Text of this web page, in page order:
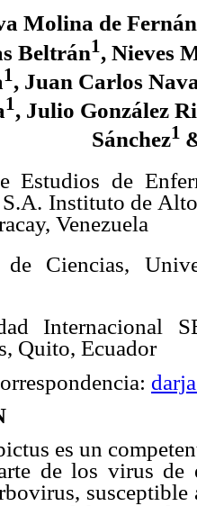
Molina de
Beltrán1, Nieves
1, Juan Carlos
1, Julio González
Sánchez1
Estudios de
Instituto de
Venezuela
de Ciencias,
Internacional
Quito, Ecuador
es un
de los virus de